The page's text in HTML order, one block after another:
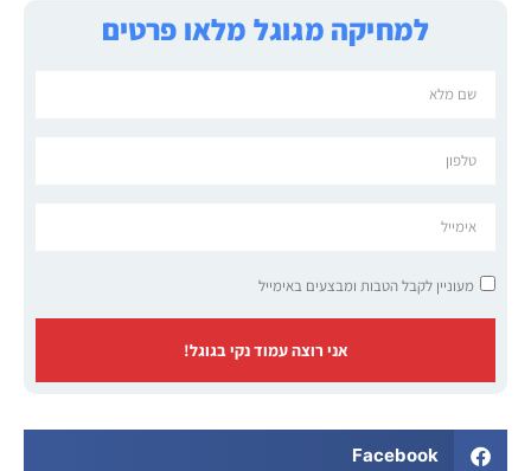
למחיקה מגוגל מלאו פרטים
מעוניין לקבל הטבות ומבצעים באימייל
אני רוצה עמוד נקי בגוגל!
Facebook